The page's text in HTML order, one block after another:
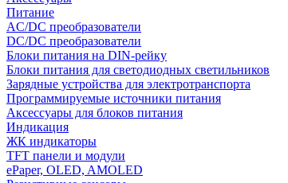
Питание
AC/DC преобразователи
DC/DC преобразователи
Блоки питания на DIN-рейку
Блоки питания для светодиодных светильников
Зарядные устройства для электротранспорта
Программируемые источники питания
Аксессуары для блоков питания
Индикация
ЖК индикаторы
TFT панели и модули
ePaper, OLED, AMOLED